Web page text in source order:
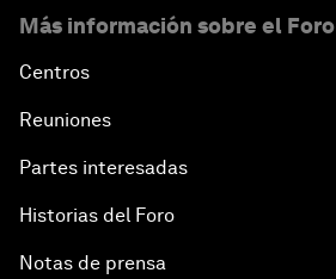
Más información sobre el Foro
Centros
Reuniones
Partes interesadas
Historias del Foro
Notas de prensa